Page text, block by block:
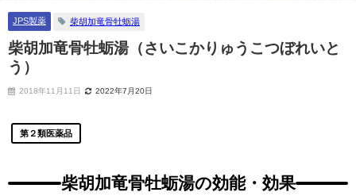
JPS製薬 柴胡加竜骨牡蛎湯
柴胡加竜骨牡蛎湯（さいこかりゅうこつぼれいと
う）
2018年11月11日 2022年7月20日
第２類医薬品
柴胡加竜骨牡蛎湯の効能・効果